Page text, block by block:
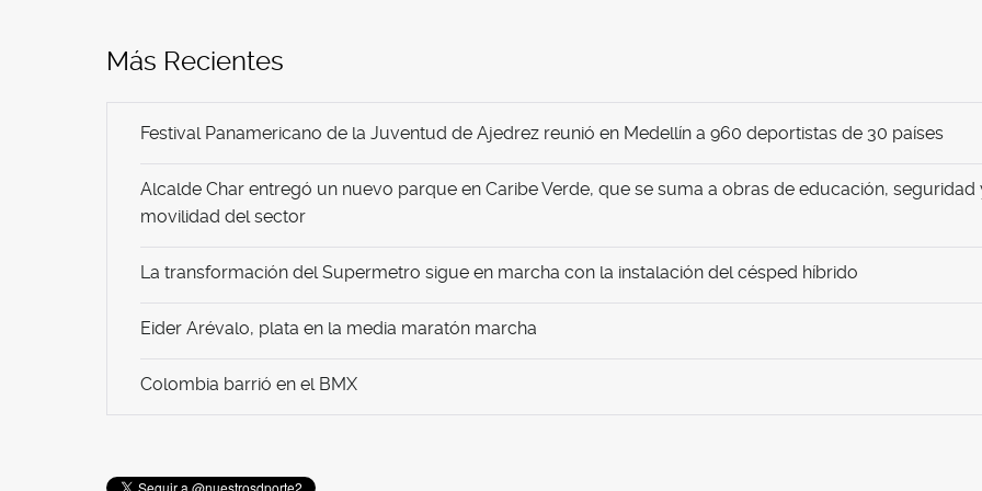
Más Recientes
Festival Panamericano de la Juventud de Ajedrez reunió en Medellín a 960 deportistas de 30 países
Alcalde Char entregó un nuevo parque en Caribe Verde, que se suma a obras de educación, seguridad
movilidad del sector
La transformación del Supermetro sigue en marcha con la instalación del césped híbrido
Eider Arévalo, plata en la media maratón marcha
Colombia barrió en el BMX